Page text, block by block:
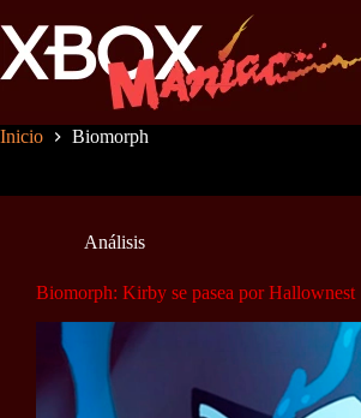
al
contenido
Inicio Biomorph
Análisis
Biomorph: Kirby se pasea por Hallownest